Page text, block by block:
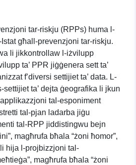
tar-riskju (RPPs) huma l-
għall-prevenzjoni tar-riskju.
li jikkontrollaw l-iżvilupp
ta’ PPR jiġġenera sett ta’
f’diversi settijiet ta’ data. L-
ta’ dejta ġeografika li jkun
tal-esponiment
tal-pjan ladarba jiġu
tal-RPP jiddistingwu bejn
magħrufa bħala “żoni ħomor”,
hija l-projbizzjoni tal-
magħrufa bħala “żoni